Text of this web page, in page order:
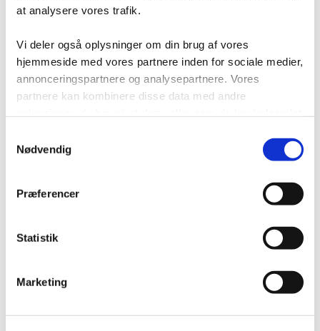
at analysere vores trafik.
Vi deler også oplysninger om din brug af vores
hjemmeside med vores partnere inden for sociale medier,
annonceringspartnere og analysepartnere. Vores
partnere kan kombinere disse data med andre
Nødvendig
Præferencer
Statistik
Marketing
dybdestabling
back
Pallereoler, smalgangslager
Plastkasser
Pulterrum
Sikkerhedsværn
Stålskabe -
Omklædningsskabe
Nyheder
Blog
Kontakt/Info